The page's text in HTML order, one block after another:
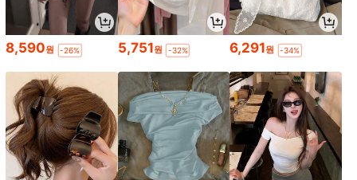
8,590원 -26% 5,751원 -32% 6,291원 -34%